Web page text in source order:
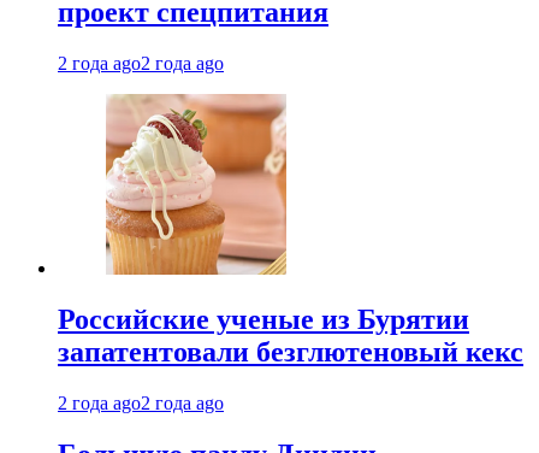
проект спецпитания
2 года ago2 года ago
Российские ученые из Бурятии
запатентовали безглютеновый кекс
2 года ago2 года ago